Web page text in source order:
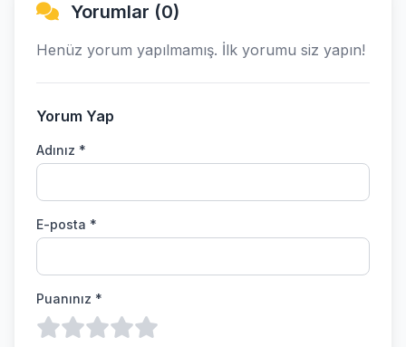
Yorumlar (0)
Henüz yorum yapılmamış. İlk yorumu siz yapın!
Yorum Yap
Adınız *
E-posta *
Puanınız *